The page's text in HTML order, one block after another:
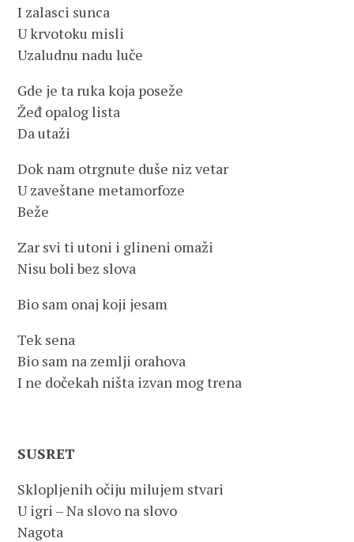
I zalasci sunca
U krvotoku misli
Uzaludnu nadu luče
Gde je ta ruka koja poseže
Žeđ opalog lista
Da utaži
Dok nam otrgnute duše niz vetar
U zaveštane metamorfoze
Beže
Zar svi ti utoni i glineni omaži
Nisu boli bez slova
Bio sam onaj koji jesam
Tek sena
Bio sam na zemlji orahova
I ne dočekah ništa izvan mog trena
SUSRET
Sklopljenih očiju milujem stvari
U igri – Na slovo na slovo
Nagota